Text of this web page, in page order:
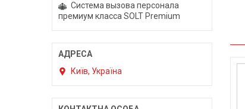
Cистема вызова персонала
премиум класса SOLT Premium
Київ, Україна